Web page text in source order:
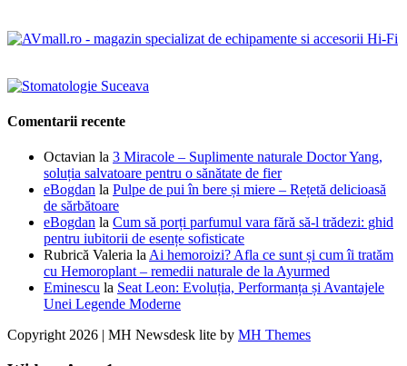
Comentarii recente
Octavian la 3 Miracole – Suplimente naturale Doctor Yang,
soluția salvatoare pentru o sănătate de fier
eBogdan la Pulpe de pui în bere și miere – Rețetă delicioasă
de sărbătoare
eBogdan la Cum să porți parfumul vara fără să-l trădezi: ghid
pentru iubitorii de esențe sofisticate
Rubrică Valeria la Ai hemoroizi? Afla ce sunt și cum îi tratăm
cu Hemoroplant – remedii naturale de la Ayurmed
Eminescu la Seat Leon: Evoluția, Performanța și Avantajele
Unei Legende Moderne
Copyright 2026 | MH Newsdesk lite by MH Themes